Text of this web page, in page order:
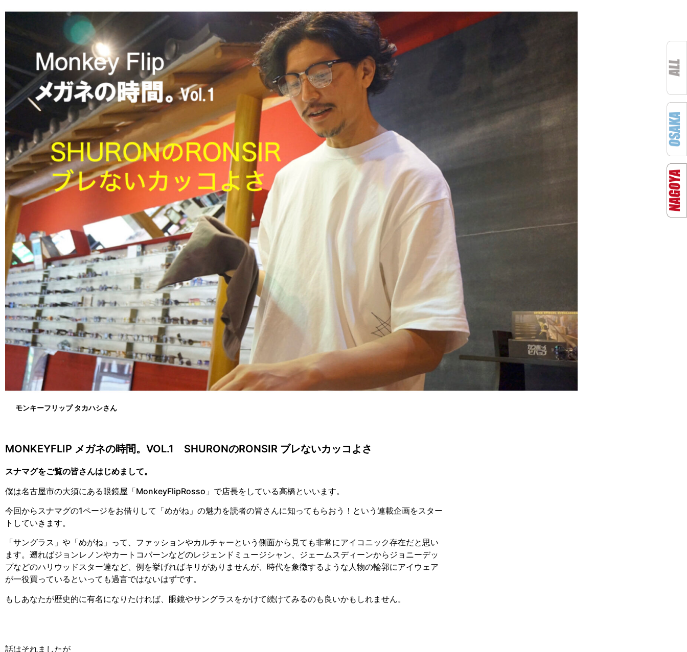
モンキーフリップ タカハシさん
MONKEYFLIP メガネの時間。VOL.1 SHURONのRONSIR ブレないカッコよさ
スナマグをご覧の皆さんはじめまして。
僕は名古屋市の大須にある眼鏡屋「MonkeyFlipRosso」で店長をしている高橋といいます。
今回からスナマグの1ページをお借りして「めがね」の魅力を読者の皆さんに知ってもらおう！という連載企画をスター
トしていきます。
「サングラス」や「めがね」って、ファッションやカルチャーという側面から見ても非常にアイコニック存在だと思い
ます。遡ればジョンレノンやカートコバーンなどのレジェンドミュージシャン、ジェームスディーンからジョニーデッ
プなどのハリウッドスター達など、例を挙げればキリがありませんが、時代を象徴するような人物の輪郭にアイウェア
が一役買っているといっても過言ではないはずです。
もしあなたが歴史的に有名になりたければ、眼鏡やサングラスをかけて続けてみるのも良いかもしれません。
話はそれましたが